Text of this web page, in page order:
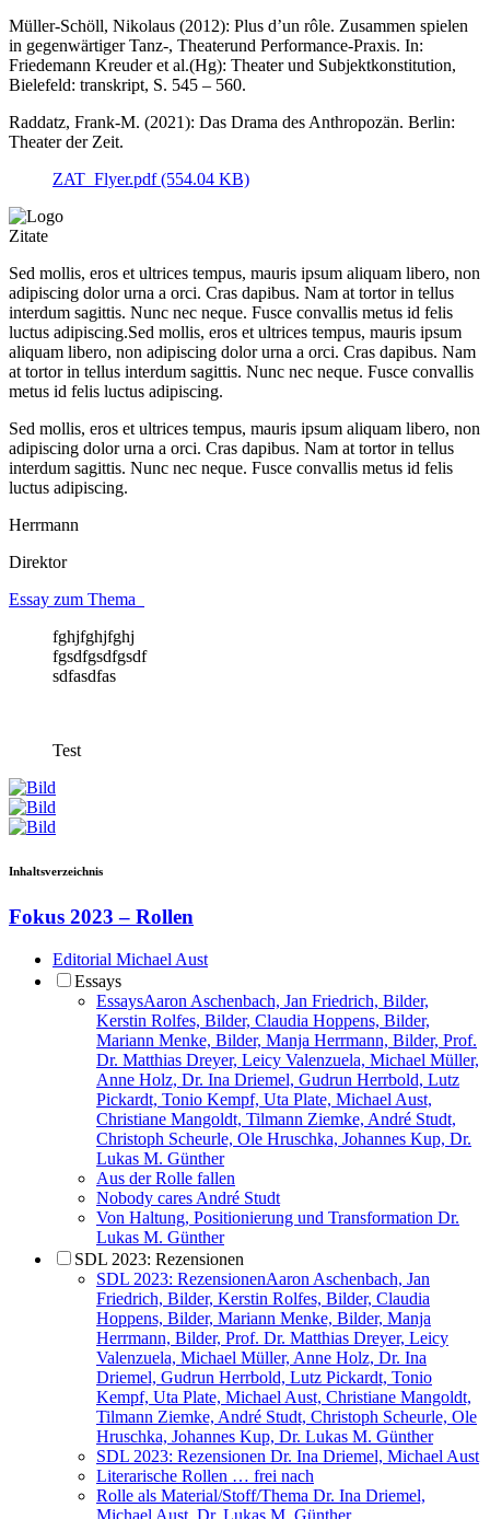
Müller-Schöll, Nikolaus (2012): Plus d’un rôle. Zusammen spielen
in gegenwärtiger Tanz‑, Theaterund Performance-Praxis. In:
Friedemann Kreuder et al.(Hg): Theater und Subjektkonstitution,
Bielefeld: transkript, S. 545 – 560.
Raddatz, Frank‑M. (2021): Das Drama des Anthropozän. Berlin:
Theater der Zeit.
ZAT_Flyer.pdf (554.04 KB)
Zitate
Sed mollis, eros et ultrices tempus, mauris ipsum aliquam libero, non
adipiscing dolor urna a orci. Cras dapibus. Nam at tortor in tellus
interdum sagittis. Nunc nec neque. Fusce convallis metus id felis
luctus adipiscing.Sed mollis, eros et ultrices tempus, mauris ipsum
aliquam libero, non adipiscing dolor urna a orci. Cras dapibus. Nam
at tortor in tellus interdum sagittis. Nunc nec neque. Fusce convallis
metus id felis luctus adipiscing.
Sed mollis, eros et ultrices tempus, mauris ipsum aliquam libero, non
adipiscing dolor urna a orci. Cras dapibus. Nam at tortor in tellus
interdum sagittis. Nunc nec neque. Fusce convallis metus id felis
luctus adipiscing.
Herrmann
Direktor
Essay zum Thema
fghjfghjfghj
fgsdfgsdfgsdf
sdfasdfas
Test
Inhaltsverzeichnis
Fokus 2023 – Rollen
Editorial Michael Aust
Essays
EssaysAaron Aschenbach, Jan Friedrich, Bilder,
Kerstin Rolfes, Bilder, Claudia Hoppens, Bilder,
Mariann Menke, Bilder, Manja Herrmann, Bilder, Prof.
Dr. Matthias Dreyer, Leicy Valenzuela, Michael Müller,
Anne Holz, Dr. Ina Driemel, Gudrun Herrbold, Lutz
Pickardt, Tonio Kempf, Uta Plate, Michael Aust,
Christiane Mangoldt, Tilmann Ziemke, André Studt,
Christoph Scheurle, Ole Hruschka, Johannes Kup, Dr.
Lukas M. Günther
Aus der Rolle fallen
Nobody cares André Studt
Von Haltung, Positionierung und Transformation Dr.
Lukas M. Günther
SDL 2023: Rezensionen
SDL 2023: RezensionenAaron Aschenbach, Jan
Friedrich, Bilder, Kerstin Rolfes, Bilder, Claudia
Hoppens, Bilder, Mariann Menke, Bilder, Manja
Herrmann, Bilder, Prof. Dr. Matthias Dreyer, Leicy
Valenzuela, Michael Müller, Anne Holz, Dr. Ina
Driemel, Gudrun Herrbold, Lutz Pickardt, Tonio
Kempf, Uta Plate, Michael Aust, Christiane Mangoldt,
Tilmann Ziemke, André Studt, Christoph Scheurle, Ole
Hruschka, Johannes Kup, Dr. Lukas M. Günther
SDL 2023: Rezensionen Dr. Ina Driemel, Michael Aust
Literarische Rollen … frei nach
Rolle als Material/Stoff/Thema Dr. Ina Driemel,